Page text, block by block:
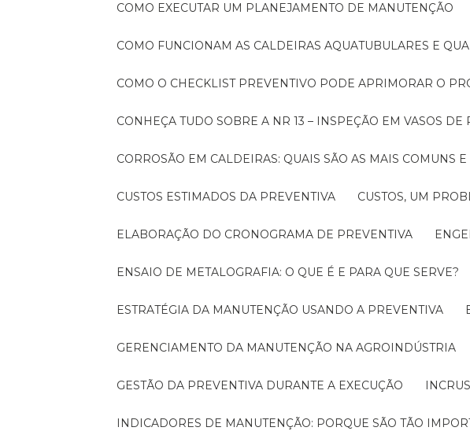
COMO EXECUTAR UM PLANEJAMENTO DE MANUTENÇÃO
COMO FUNCIONAM AS CALDEIRAS AQUATUBULARES E
COMO O CHECKLIST PREVENTIVO PODE APRIMORAR O
CONHEÇA TUDO SOBRE A NR 13 – INSPEÇÃO EM VASOS DE
CORROSÃO EM CALDEIRAS: QUAIS SÃO AS MAIS COMUNS
CUSTOS ESTIMADOS DA PREVENTIVA CUSTOS, UM
ELABORAÇÃO DO CRONOGRAMA DE PREVENTIVA
ENSAIO DE METALOGRAFIA: O QUE É E PARA QUE SERVE?
ESTRATÉGIA DA MANUTENÇÃO USANDO A PREVENTIVA
GERENCIAMENTO DA MANUTENÇÃO NA AGROINDÚSTRIA
GESTÃO DA PREVENTIVA DURANTE A EXECUÇÃO
INDICADORES DE MANUTENÇÃO: PORQUE SÃO TÃO